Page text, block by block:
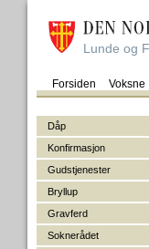
Lunde og
Forsiden Voksne
Dåp
Konfirmasjon
Gudstjenester
Bryllup
Gravferd
Soknerådet